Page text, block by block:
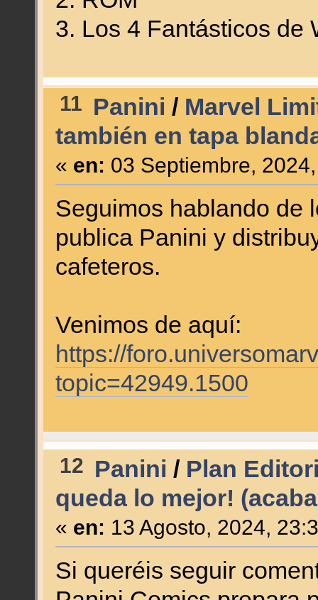
3. Los 4 Fantásticos de
11 Panini / Marvel
también en tapa
« en: 03 Septiembre,
Seguimos hablando de
publica Panini y
cafeteros.
Venimos de aquí:
https://
topic=42949.1500
12 Panini / Plan
queda lo mejor!
« en: 13 Agosto, 2024,
Si queréis seguir